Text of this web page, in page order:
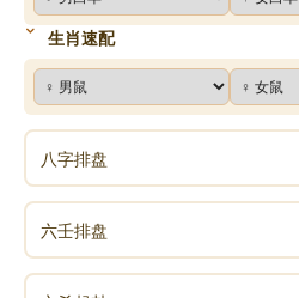
《易经》第二十六卦 大畜
《易经》第二十七卦 颐 山
《易经》第二十八卦 大过
《易经》第二十九卦 坎 坎
生肖速配
八字排盘
六壬排盘